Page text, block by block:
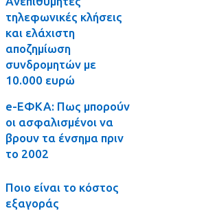
τηλεφωνικές κλήσεις
και ελάχιστη
αποζημίωση
συνδρομητών με
10.000 ευρώ
e-ΕΦΚΑ: Πως μπορούν
οι ασφαλισμένοι να
βρουν τα ένσημα πριν
το 2002
Ποιο είναι το κόστος
εξαγοράς